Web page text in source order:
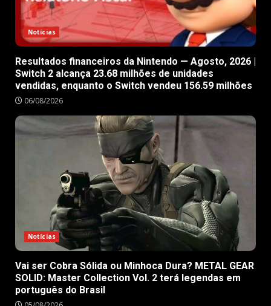
Notícias
Resultados financeiros da Nintendo — Agosto, 2026 |
Switch 2 alcança 23.68 milhões de unidades
vendidas, enquanto o Switch vendeu 156.59 milhões
06/08/2026
Notícias
Vai ser Cobra Sólida ou Minhoca Dura? METAL GEAR
SOLID: Master Collection Vol. 2 terá legendas em
português do Brasil